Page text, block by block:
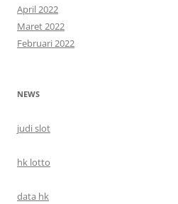
April 2022
Maret 2022
Februari 2022
NEWS
judi slot
hk lotto
data hk